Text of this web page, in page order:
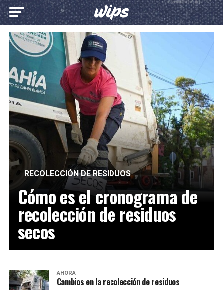
RECOLECCIÓN DE RESIDUOS
Cómo es el cronograma de
recolección de residuos
secos
AHORA
Cambios en la recolección de residuos